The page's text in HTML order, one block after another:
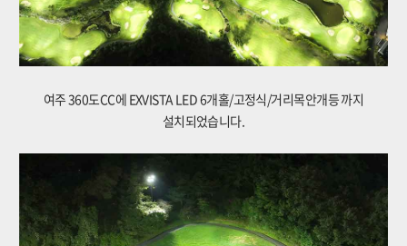
여주 360도CC에 EXVISTA LED 6개홀/고정식/거리목안개등 까지
설치되었습니다.